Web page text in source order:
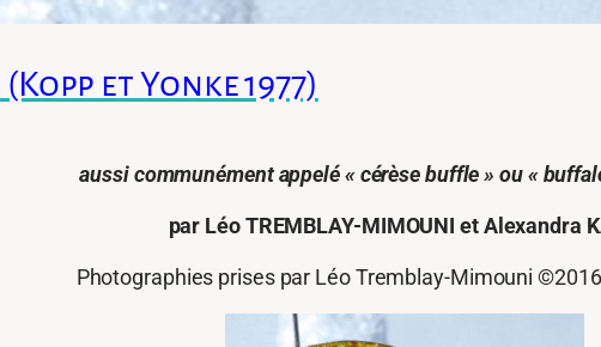
(Kopp et Yonke 1977)
aussi communément appelé « cérèse buffle » ou «
par Léo TREMBLAY-MIMOUNI et Alexandra
Photographies prises par Léo Tremblay-Mimouni ©2016